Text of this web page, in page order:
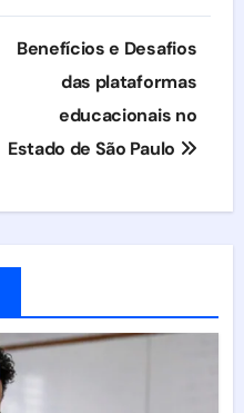
Benefícios e Desafios
das plataformas
educacionais no
Estado de São Paulo